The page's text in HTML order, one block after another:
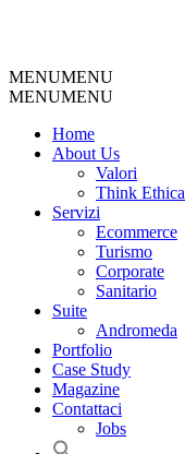
MENUMENU
MENUMENU
Home
About Us
Valori
Think
Servizi
Ecommerce
Turismo
Corporate
Sanitario
Suite
Andromeda
Portfolio
Case Study
Magazine
Contattaci
Jobs